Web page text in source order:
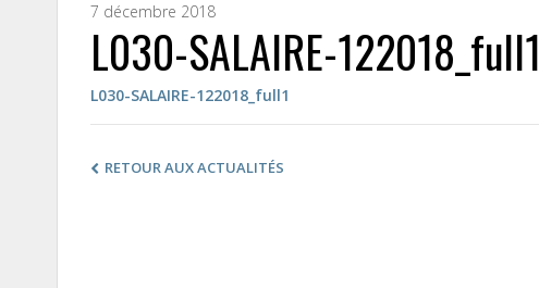
7 décembre 2018
L030-SALAIRE-122018_full1
L030-SALAIRE-122018_full1
RETOUR AUX ACTUALITÉS